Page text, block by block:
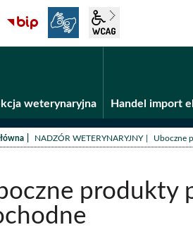
Fundusze unijne
BiP
weterynaryjna Handel import
/NADZÓR WETERYNARYJNY /Uboczne
produkty